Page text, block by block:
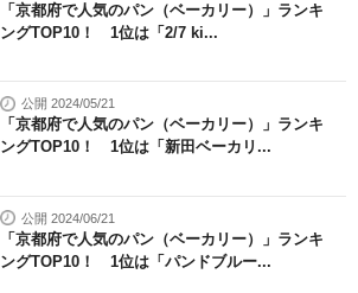
「京都府で人気のパン（ベーカリー）」ランキ
ングTOP10！ 1位は「2/7 ki...
公開 2024/05/21
「京都府で人気のパン（ベーカリー）」ランキ
ングTOP10！ 1位は「新田ベーカリ...
公開 2024/06/21
「京都府で人気のパン（ベーカリー）」ランキ
ングTOP10！ 1位は「パンドブルー...